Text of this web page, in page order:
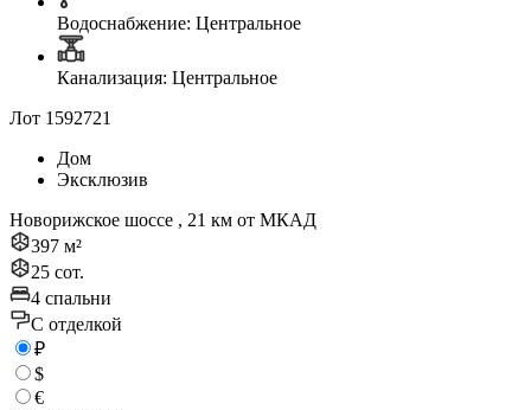
Водоснабжение: Центральное
Канализация: Центральное
Лот 1592721
Дом
Эксклюзив
Новорижское шоссе , 21 км от МКАД
397 м²
25 сот.
4 спальни
C отделкой
₽
$
€